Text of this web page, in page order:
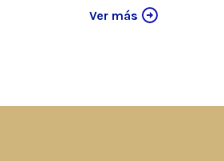
Ver más